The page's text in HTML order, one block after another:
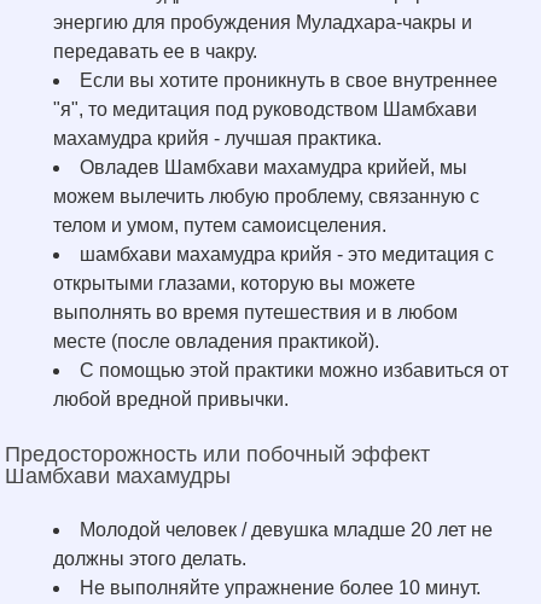
энергию для пробуждения Муладхара-чакры и
передавать ее в чакру.
Если вы хотите проникнуть в свое внутреннее
"я", то медитация под руководством Шамбхави
махамудра крийя - лучшая практика.
Овладев Шамбхави махамудра крийей, мы
можем вылечить любую проблему, связанную с
телом и умом, путем самоисцеления.
шамбхави махамудра крийя - это медитация с
открытыми глазами, которую вы можете
выполнять во время путешествия и в любом
месте (после овладения практикой).
С помощью этой практики можно избавиться от
любой вредной привычки.
Предосторожность или побочный эффект
Шамбхави махамудры
Молодой человек / девушка младше 20 лет не
должны этого делать.
Не выполняйте упражнение более 10 минут.